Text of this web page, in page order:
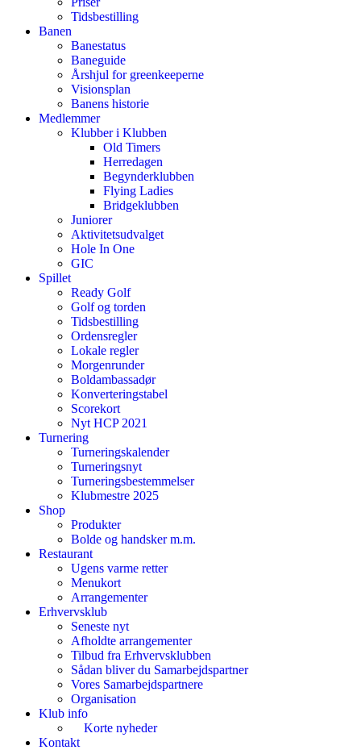
Tidsbestilling
Banen
Banestatus
Baneguide
Årshjul for greenkeeperne
Visionsplan
Banens historie
Medlemmer
Klubber i Klubben
Old Timers
Herredagen
Begynderklubben
Flying Ladies
Bridgeklubben
Juniorer
Aktivitetsudvalget
Hole In One
GIC
Spillet
Ready Golf
Golf og torden
Tidsbestilling
Ordensregler
Lokale regler
Morgenrunder
Boldambassadør
Konverteringstabel
Scorekort
Nyt HCP 2021
Turnering
Turneringskalender
Turneringsnyt
Turneringsbestemmelser
Klubmestre 2025
Shop
Produkter
Bolde og handsker m.m.
Restaurant
Ugens varme retter
Menukort
Arrangementer
Erhvervsklub
Seneste nyt
Afholdte arrangementer
Tilbud fra Erhvervsklubben
Sådan bliver du Samarbejdspartner
Vores Samarbejdspartnere
Organisation
Klub info
Korte nyheder
Kontakt